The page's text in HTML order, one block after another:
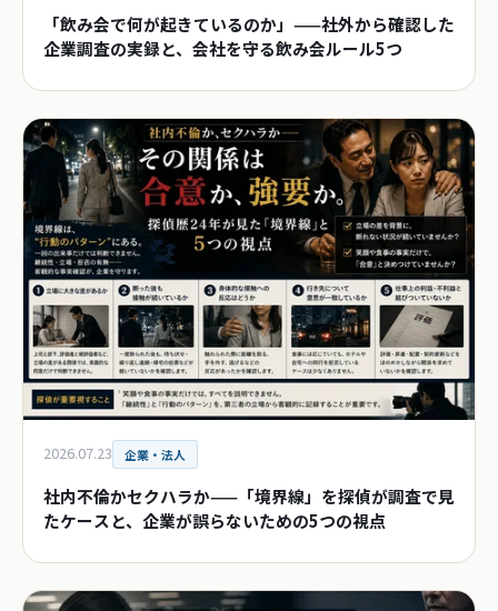
「飲み会で何が起きているのか」——社外から確認した
企業調査の実録と、会社を守る飲み会ルール5つ
2026.07.23 企業・法人
社内不倫かセクハラか——「境界線」を探偵が調査で見
たケースと、企業が誤らないための5つの視点